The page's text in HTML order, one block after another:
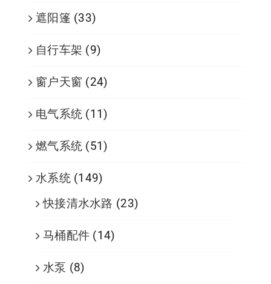
遮阳篷 (33)
自行车架 (9)
窗户天窗 (24)
电气系统 (11)
燃气系统 (51)
水系统 (149)
快接清水水路 (23)
马桶配件 (14)
水泵 (8)